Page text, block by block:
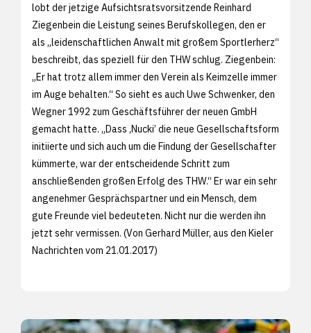
lobt der jetzige Aufsichtsratsvorsitzende Reinhard
Ziegenbein die Leistung seines Berufskollegen, den er
als „leidenschaftlichen Anwalt mit großem Sportlerherz“
beschreibt, das speziell für den THW schlug. Ziegenbein:
„Er hat trotz allem immer den Verein als Keimzelle immer
im Auge behalten.“ So sieht es auch Uwe Schwenker, den
Wegner 1992 zum Geschäftsführer der neuen GmbH
gemacht hatte. „Dass ,Nucki’ die neue Gesellschaftsform
initiierte und sich auch um die Findung der Gesellschafter
kümmerte, war der entscheidende Schritt zum
anschließenden großen Erfolg des THW.“ Er war ein sehr
angenehmer Gesprächspartner und ein Mensch, dem
gute Freunde viel bedeuteten. Nicht nur die werden ihn
jetzt sehr vermissen. (Von Gerhard Müller, aus den Kieler
Nachrichten vom 21.01.2017)